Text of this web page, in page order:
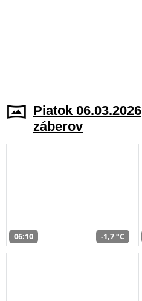
Piatok 06.03.2026
záberov
06:10 -1,7 °C